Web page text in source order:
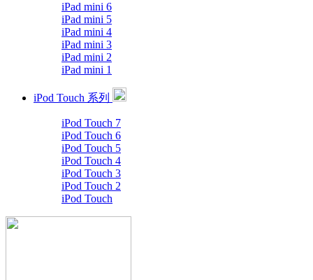
iPad mini 6
iPad mini 5
iPad mini 4
iPad mini 3
iPad mini 2
iPad mini 1
iPod Touch 系列
iPod Touch 7
iPod Touch 6
iPod Touch 5
iPod Touch 4
iPod Touch 3
iPod Touch 2
iPod Touch